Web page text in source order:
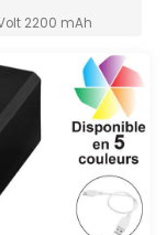
2200 mAh